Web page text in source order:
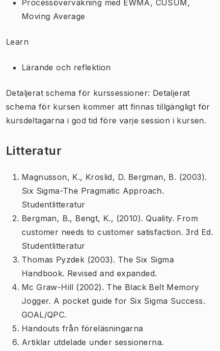
Processövervakning med EWMA, CUSUM,
Moving Average
Learn
Lärande och reflektion
Detaljerat schema för kurssessioner: Detaljerat
schema för kursen kommer att finnas tillgängligt för
kursdeltagarna i god tid före varje session i kursen.
Litteratur
Magnusson, K., Kroslid, D. Bergman, B. (2003).
Six Sigma-The Pragmatic Approach.
Studentlitteratur
Bergman, B., Bengt, K., (2010). Quality. From
customer needs to customer satisfaction. 3rd Ed.
Studentlitteratur
Thomas Pyzdek (2003). The Six Sigma
Handbook. Revised and expanded.
Mc Graw-Hill (2002). The Black Belt Memory
Jogger. A pocket guide for Six Sigma Success.
GOAL/QPC.
Handouts från föreläsningarna
Artiklar utdelade under sessionerna.